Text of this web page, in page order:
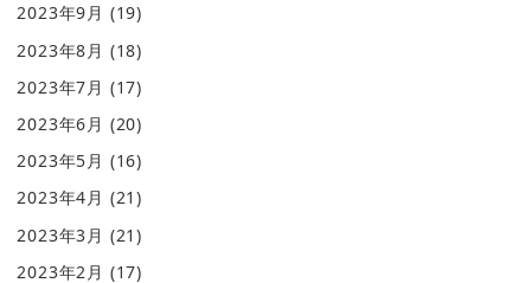
2023年9月 (19)
2023年8月 (18)
2023年7月 (17)
2023年6月 (20)
2023年5月 (16)
2023年4月 (21)
2023年3月 (21)
2023年2月 (17)